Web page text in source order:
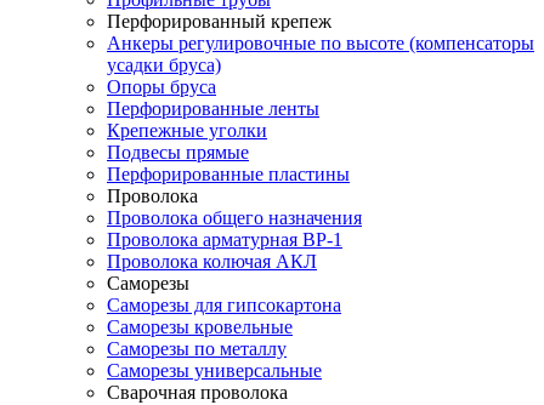
Перфорированный крепеж
Анкеры регулировочные по высоте (компенсаторы
усадки бруса)
Опоры бруса
Перфорированные ленты
Крепежные уголки
Подвесы прямые
Перфорированные пластины
Проволока
Проволока общего назначения
Проволока арматурная ВР-1
Проволока колючая АКЛ
Саморезы
Саморезы для гипсокартона
Саморезы кровельные
Саморезы по металлу
Саморезы универсальные
Сварочная проволока